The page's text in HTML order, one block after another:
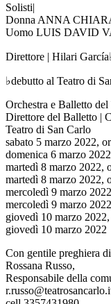
Solisti|
Donna ANNA
Uomo LUIS DAVID
Direttore | Hilari
♭debutto al Teatro di
Orchestra e Balletto
Direttore del Balletto |
Teatro di San Carlo
sabato 5 marzo 2022,
domenica 6 marzo
martedì 8 marzo 2022,
martedì 8 marzo 2022,
mercoledì 9 marzo
mercoledì 9 marzo
giovedì 10 marzo
giovedì 10 marzo
Con gentile preghiera
Rossana Russo,
Responsabile della